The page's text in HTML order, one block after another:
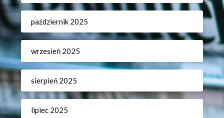
październik 2025
wrzesień 2025
sierpień 2025
lipiec 2025